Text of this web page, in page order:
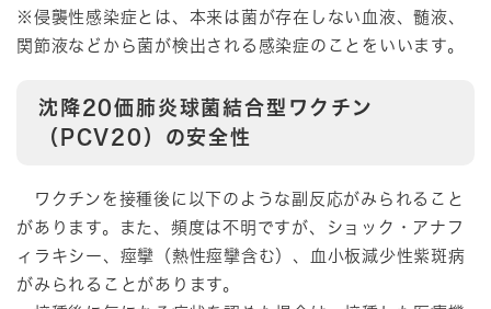
※侵襲性感染症とは、本来は菌が存在しない血液、髄液、
関節液などから菌が検出される感染症のことをいいます。
沈降20価肺炎球菌結合型ワクチン
（PCV20）の安全性
ワクチンを接種後に以下のような副反応がみられること
があります。また、頻度は不明ですが、ショック・アナフ
ィラキシー、痙攣（熱性痙攣含む）、血小板減少性紫斑病
がみられることがあります。